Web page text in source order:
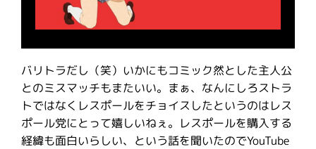
バリトラだし（笑）いかにもコミック然とした主人公
とのミスマッチもまたいい。まぁ、なんにしろストラ
トではなくレスポールをチョイスしたというのはレス
ポール党にとって嬉しいねぇ。レスポールを購入する
経緯も面白いらしい、という話を聞いたのでYouTube